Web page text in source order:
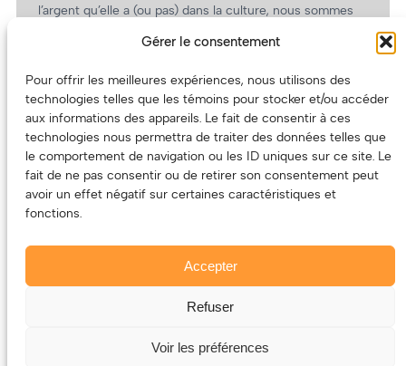
Gérer le consentement
Pour offrir les meilleures expériences, nous utilisons des
technologies telles que les témoins pour stocker et/ou accéder
aux informations des appareils. Le fait de consentir à ces
technologies nous permettra de traiter des données telles que
le comportement de navigation ou les ID uniques sur ce site. Le
fait de ne pas consentir ou de retirer son consentement peut
avoir un effet négatif sur certaines caractéristiques et
fonctions.
Accepter
Refuser
Voir les préférences
l’argent qu’elle a (ou pas) dans la culture, nous sommes
revient.
(Oui, on va avoir des tarifs spéciaux pour vous, les
artistes!)
Le contenu (texte et photos) appartient à ses créatrices et